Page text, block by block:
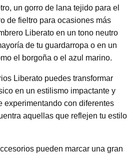
un gorro de lana tejido para el
de fieltro para ocasiones más
Liberato en un tono neutro
de tu guardarropa o en un
el borgoña o el azul marino.
Liberato puedes transformar
en un estilismo impactante y
experimentando con diferentes
aquellas que reflejen tu estilo
pueden marcar una gran